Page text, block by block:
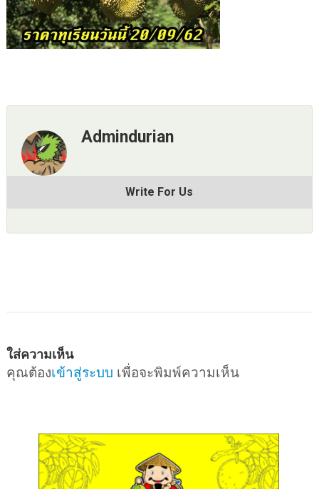
Admindurian
Write For Us
ใส่ความเห็น
คุณต้องเข้าสู่ระบบ เพื่อจะพิมพ์ความเห็น